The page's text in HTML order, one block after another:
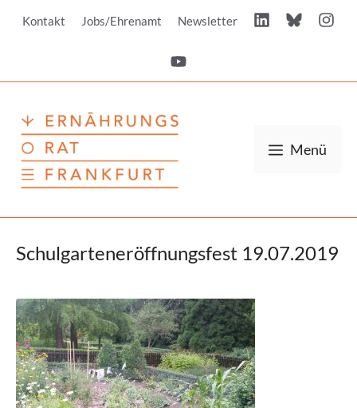
InhaltKontakt Jobs/Ehrenamt Newsletter
Menü
Schulgarteneröffnungsfest 19.07.2019